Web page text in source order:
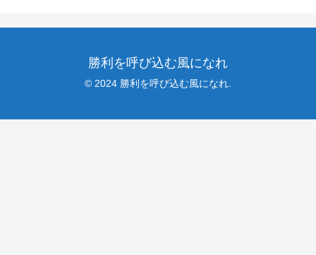
勝利を呼び込む風になれ
© 2024 勝利を呼び込む風になれ.